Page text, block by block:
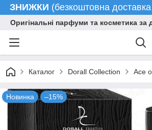
ЗНИЖКИ (безкоштовна
Оригінальні парфуми та косметика за
Каталог Dorall Collection Ace
Новинка –15%